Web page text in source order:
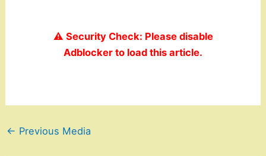
⚠️ Security Check: Please disable
Adblocker to load this article.
← Previous Media